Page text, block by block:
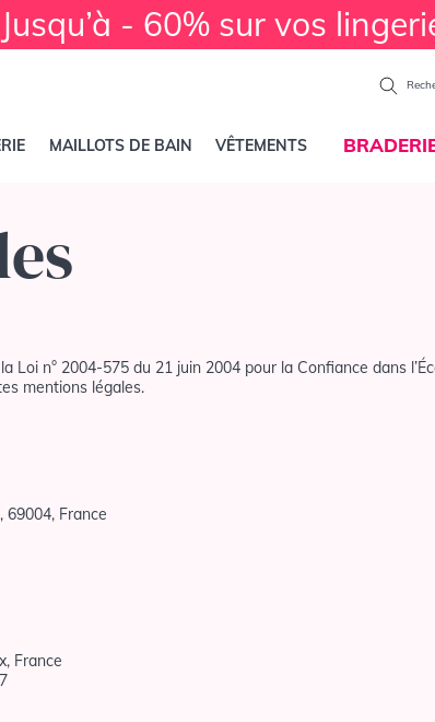
Jusqu’à - 60% sur vos
MAILLOTS DE BAIN VÊTEMENTS
n° 2004-575 du 21 juin 2004 pour la Confiance dans
mentions légales.
69004, France
France